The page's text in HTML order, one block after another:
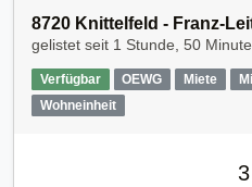
8720 Knittelfeld - Franz-
gelistet seit 1 Stunde, 50
Verfügbar OEWG Miete
Wohneinheit
3